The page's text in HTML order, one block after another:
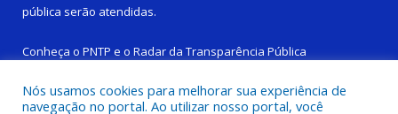
pública serão atendidas.
Conheça o PNTP e o Radar da Transparência Pública
Nós usamos cookies para melhorar sua experiência de
navegação no portal. Ao utilizar nosso portal, você